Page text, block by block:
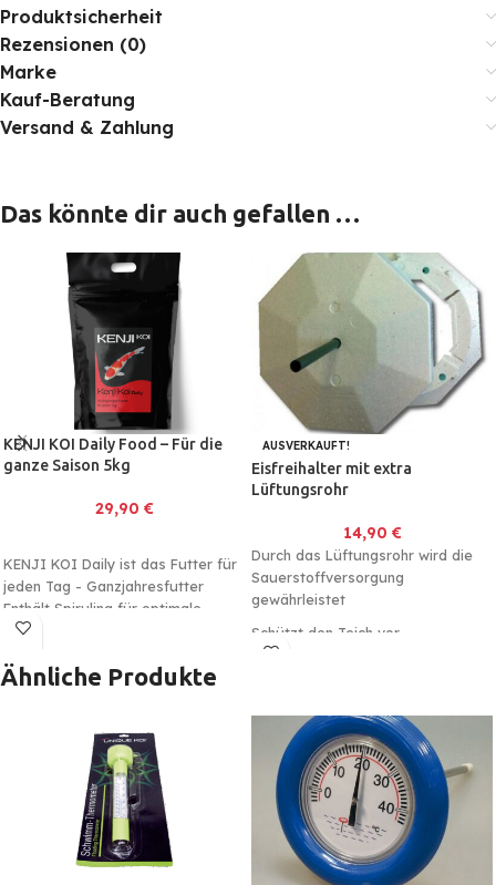
Produktsicherheit
Rezensionen (0)
Marke
Kauf-Beratung
Versand & Zahlung
Das könnte dir auch gefallen …
KENJI KOI Daily Food – Für die
ganze Saison 5kg
29,90 €
KENJI KOI Daily ist das Futter für
jeden Tag - Ganzjahresfutter
Enthält Spirulina für optimale
Farben und besonderen Glanz
In 3mm und 6mm verfügbar
AUSVERKAUFT!
Eisfreihalter mit extra
Lüftungsrohr
14,90 €
Durch das Lüftungsrohr wird die
Sauerstoffversorgung
gewährleistet
Schützt den Teich vor
vollständiges einfrieren
Ähnliche Produkte